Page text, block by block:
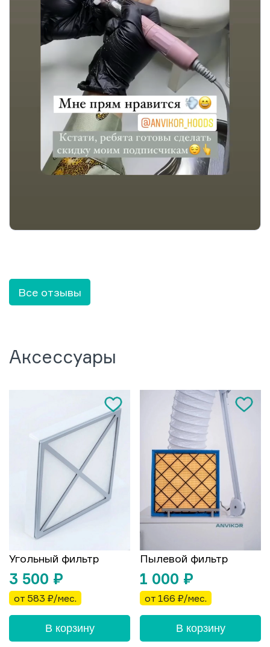
Все отзывы
Аксессуары
Угольный фильтр
3 500 ₽
от 583 ₽/мес.
В корзину
Пылевой фильтр
1 000 ₽
от 166 ₽/мес.
В корзину